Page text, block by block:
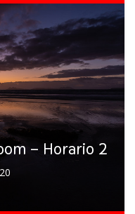
– Horario 2